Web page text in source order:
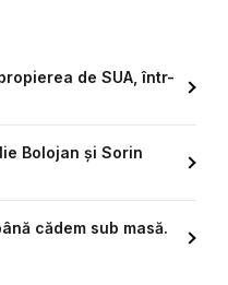
de SUA, într-
Bolojan și Sorin
cădem sub masă.